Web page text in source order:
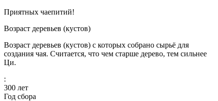
Приятных чаепитий!
Возраст деревьев (кустов)
Возраст деревьев (кустов) с которых собрано сырьё для
создания чая. Считается, что чем старше дерево, тем сильнее
Ци.
:
300 лет
Год сбора